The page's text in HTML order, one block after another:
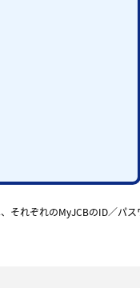
それぞれのMyJCBのID／パス